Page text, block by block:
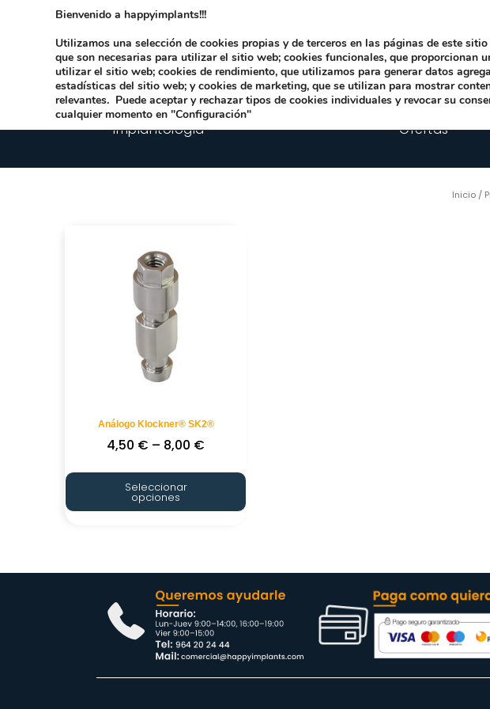
Dirección:
Implantologia Ofertas
Inicio /
Análogo Klockner® SK2®
4,50 € – 8,00 €
Seleccionar
opciones
Bienvenido a happyimplants!!!
Utilizamos una selección de cookies propias y de terceros en las páginas de este
que son necesarias para utilizar el sitio web; cookies funcionales, que proporcionan
utilizar el sitio web; cookies de rendimiento, que utilizamos para generar datos
estadísticas del sitio web; y cookies de marketing, que se utilizan para mostrar
relevantes. Puede aceptar y rechazar tipos de cookies individuales y revocar su
cualquier momento en "Configuración"